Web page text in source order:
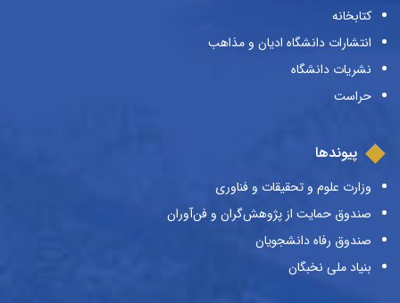
کتابخانه
انتشارات دانشگاه ادیان و مذاهب
نشریات دانشگاه
حراست
پیوندها
وزارت علوم و تحقیقات و فناوری
صندوق حمایت از پژوهش‌گران و فن‌آوران
صندوق رفاه دانشجویان
بنیاد ملی نخبگان